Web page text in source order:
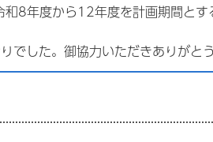
8年度から12年度を計画期間と
した。御協力いただきありがと